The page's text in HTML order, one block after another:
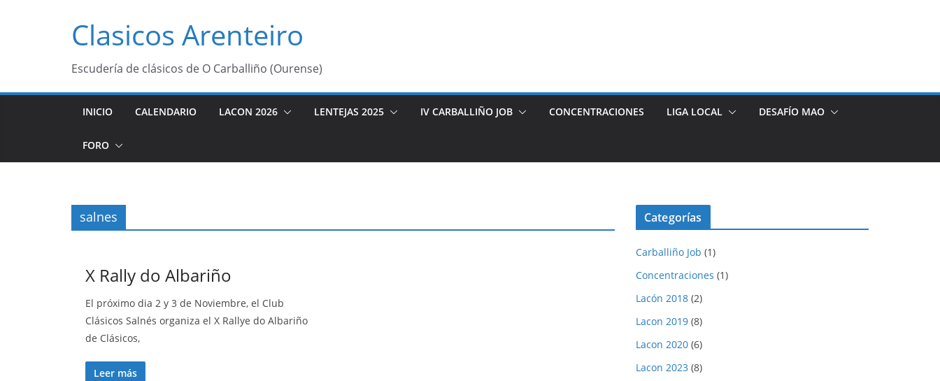
Clasicos Arenteiro
Escudería de clásicos de O Carballiño (Ourense)
INICIO CALENDARIO LACON 2026 LENTEJAS 2025 IV CARBALLIÑO JOB CONCENTRACIONES LIGA LOCAL DESAFÍO MAO
FORO
salnes
X Rally do Albariño
El próximo dia 2 y 3 de Noviembre, el Club
Clásicos Salnés organiza el X Rallye do Albariño
de Clásicos,
Leer más
Categorías
Carballiño Job (1)
Concentraciones (1)
Lacón 2018 (2)
Lacon 2019 (8)
Lacon 2020 (6)
Lacon 2023 (8)